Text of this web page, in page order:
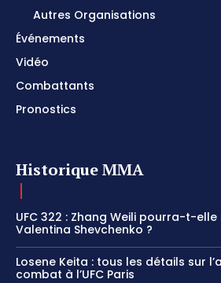
Autres Organisations
Événements
Vidéo
Combattants
Pronostics
Historique MMA
UFC 322 : Zhang Weili pourra-t-
Valentina Shevchenko ?
Losene Keita : tous les détails sur
combat à l’UFC Paris